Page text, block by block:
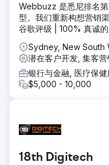
客户的品牌形象。该解
示选项以及与库存管理
策略来提高在线可见度
来增加流量并提高转化
展。
结果
新平台使移动流量增加
产品范围，最终推动持
参与者。
Webbuzz 是悉尼排名
型。我们重新构想营销
谷歌评级 | 100% 真诚
Sydney, New South
潜在客户开发, 集客营
银行与金融, 医疗保健
$5,000 - 10,000
18th Digitech